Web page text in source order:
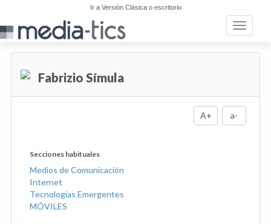
Ir a Versión Clásica o escritorio
Toggle
Fabrizio Símula
A+ a-
Secciones habituales
Medios de Comunicación
Internet
Tecnologías Emergentes
MÓVILES